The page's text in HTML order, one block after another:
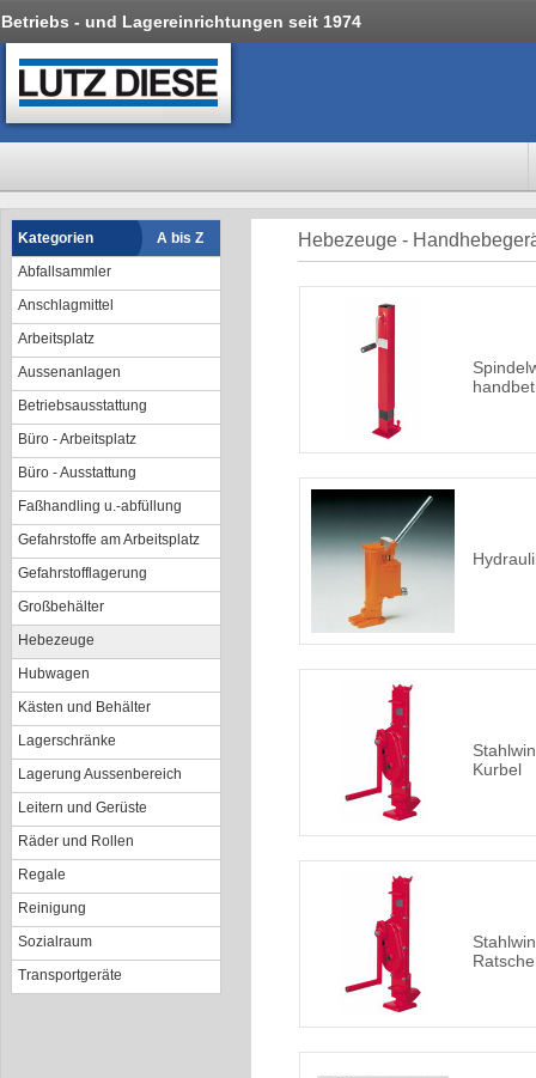
Betriebs - und Lagereinrichtungen seit 1974
Kategorien
A bis Z
Abfallsammler
Anschlagmittel
Arbeitsplatz
Aussenanlagen
Betriebsausstattung
Büro - Arbeitsplatz
Büro - Ausstattung
Faßhandling u.-abfüllung
Gefahrstoffe am Arbeitsplatz
Gefahrstofflagerung
Großbehälter
Hebezeuge
Hubwagen
Kästen und Behälter
Lagerschränke
Lagerung Aussenbereich
Leitern und Gerüste
Räder und Rollen
Regale
Reinigung
Sozialraum
Transportgeräte
Hebezeuge -
Kurbel